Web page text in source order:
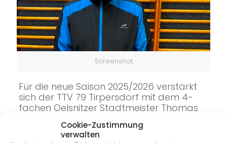
Cookie-Zustimmung
verwalten
Screenshot
Für die neue Saison 2025/2026 verstärkt
sich der TTV 79 Tirpersdorf mit dem 4-
fachen Oelsnitzer Stadtmeister Thomas
Hasler. Thomas spielt seit seiner Jugend
Tischtennis und hat in Oelsnitz mit Mirko
Sommerfeld bis 1996 das